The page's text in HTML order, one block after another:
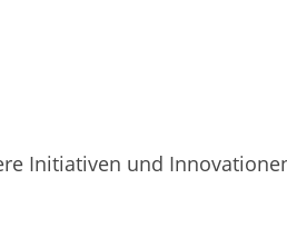
Initiativen und